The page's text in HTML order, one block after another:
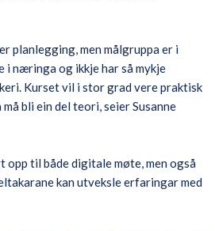
planlegging, men målgruppa er i
i næringa og ikkje har så mykje
Kurset vil i stor grad vere praktisk
bli ein del teori, seier Susanne
opp til både digitale møte, men også
kan utveksle erfaringar med